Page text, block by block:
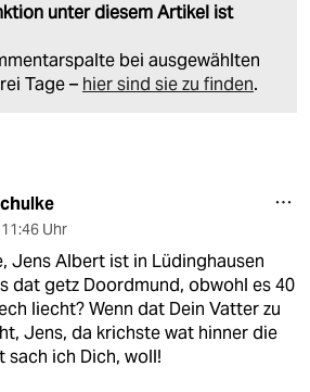
unter diesem Artikel ist
bei ausgewählten
Tage – hier sind sie zu finden.
11:46 Uhr
Jens Albert ist in Lüdinghausen
dat getz Doordmund, obwohl es 40
liecht? Wenn dat Dein Vatter zu
Jens, da krichste wat hinner die
sach ich Dich, woll!